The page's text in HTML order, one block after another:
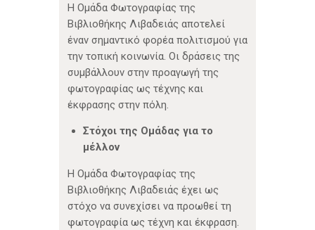
Η Ομάδα Φωτογραφίας της
Βιβλιοθήκης Λιβαδειάς αποτελεί
έναν σημαντικό φορέα πολιτισμού για
την τοπική κοινωνία. Οι δράσεις της
συμβάλλουν στην προαγωγή της
φωτογραφίας ως τέχνης και
έκφρασης στην πόλη.
Στόχοι της Ομάδας για το
μέλλον
Η Ομάδα Φωτογραφίας της
Βιβλιοθήκης Λιβαδειάς έχει ως
στόχο να συνεχίσει να προωθεί τη
φωτογραφία ως τέχνη και έκφραση.